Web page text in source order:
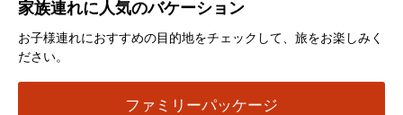
家族連れに人気のバケーション
お子様連れにおすすめの目的地をチェックして、旅をお楽しみく
ださい。
ファミリーパッケージ